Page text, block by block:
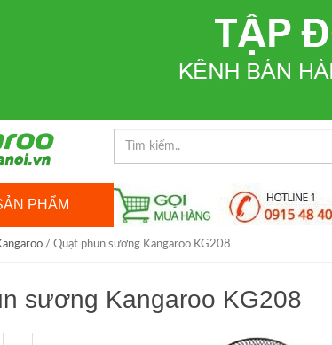
PHẨM
/ Quạt phun sương Kangaroo KG208
sương Kangaroo KG208